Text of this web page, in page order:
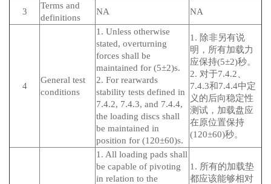
3
Terms and
definitions
NA NA
4
General test
conditions
1. Unless otherwise
stated, overturning
forces shall be
maintained for (5±2)s.
2. For rearwards
stability tests defined in
7.4.2, 7.4.3, and 7.4.4,
the loading discs shall
be maintained in
position for (120±60)s.
1. 除非另有说
明，所有加载力
应保持(5±2)秒。
2. 对于7.4.2、
7.4.3和7.4.4中定
义的后向稳定性
测试，加载盘应
在原位置保持
(120±60)秒。
1. All loading pads shall
be capable of pivoting
in relation to the
1. 所有的加载垫
都应该能够相对